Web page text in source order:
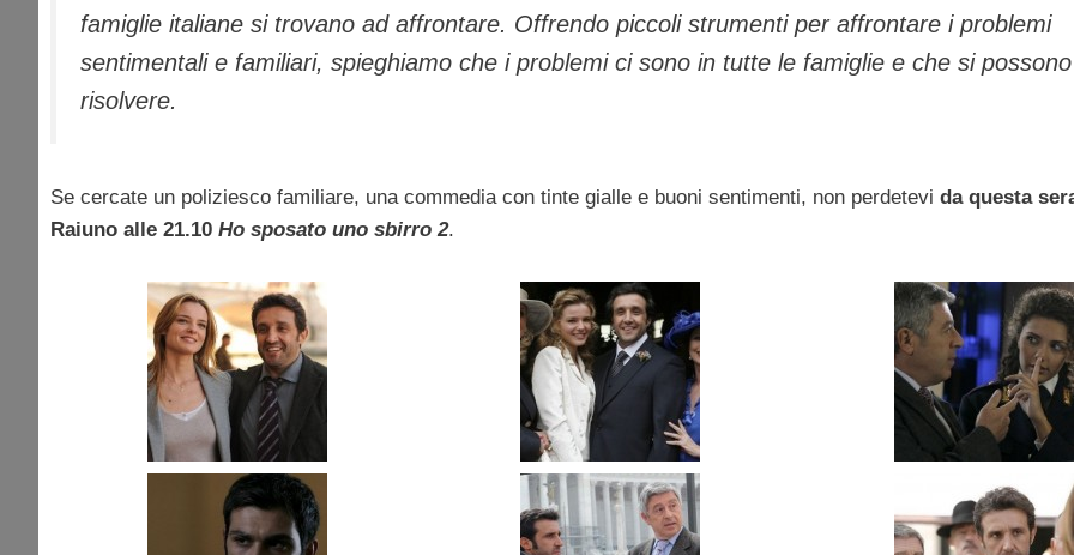
famiglie italiane si trovano ad affrontare. Offrendo piccoli strumenti per affrontare i problemi
sentimentali e familiari, spieghiamo che i problemi ci sono in tutte le famiglie e che si possono
risolvere.
Se cercate un poliziesco familiare, una commedia con tinte gialle e buoni sentimenti, non perdetevi da questa
Raiuno alle 21.10 Ho sposato uno sbirro 2.